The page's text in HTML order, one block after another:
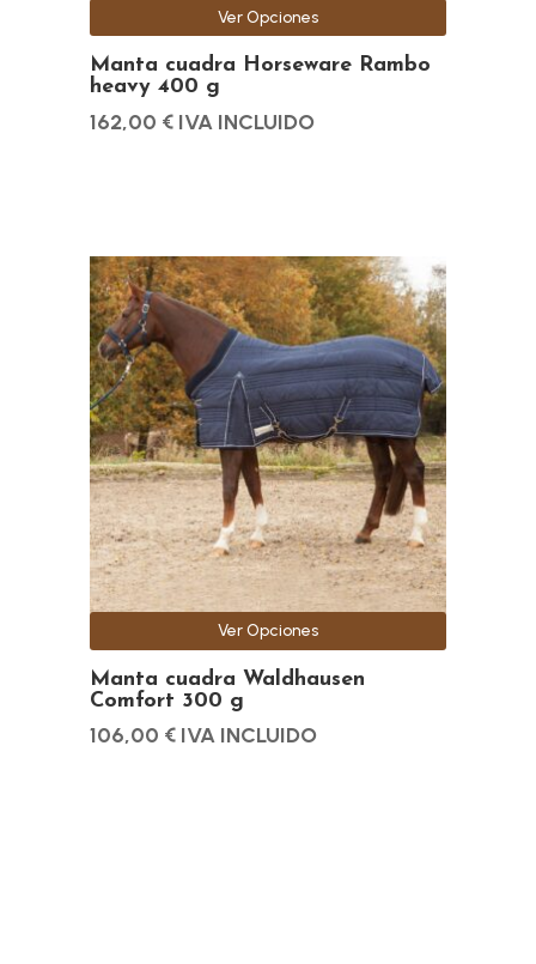
Manta cuadra Horseware Rambo
heavy 400 g
162,00 € IVA INCLUIDO
Ver Opciones
página
de
producto
Manta cuadra Waldhausen
Comfort 300 g
106,00 € IVA INCLUIDO
Ver Opciones
Este
producto
tiene
múltiples
variantes.
Las
opciones
se
pueden
elegir
en
la
página
de
producto